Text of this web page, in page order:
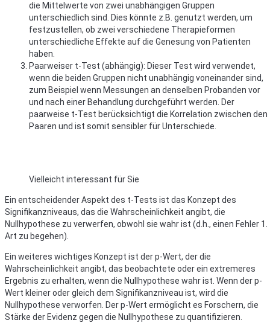
die Mittelwerte von zwei unabhängigen Gruppen
unterschiedlich sind. Dies könnte z.B. genutzt werden, um
festzustellen, ob zwei verschiedene Therapieformen
unterschiedliche Effekte auf die Genesung von Patienten
haben.
Paarweiser t-Test (abhängig): Dieser Test wird verwendet,
wenn die beiden Gruppen nicht unabhängig voneinander sind,
zum Beispiel wenn Messungen an denselben Probanden vor
und nach einer Behandlung durchgeführt werden. Der
paarweise t-Test berücksichtigt die Korrelation zwischen den
Paaren und ist somit sensibler für Unterschiede.
Vielleicht interessant für Sie
Ein entscheidender Aspekt des t-Tests ist das Konzept des
Signifikanzniveaus, das die Wahrscheinlichkeit angibt, die
Nullhypothese zu verwerfen, obwohl sie wahr ist (d.h., einen Fehler 1.
Art zu begehen).
Ein weiteres wichtiges Konzept ist der p-Wert, der die
Wahrscheinlichkeit angibt, das beobachtete oder ein extremeres
Ergebnis zu erhalten, wenn die Nullhypothese wahr ist. Wenn der p-
Wert kleiner oder gleich dem Signifikanzniveau ist, wird die
Nullhypothese verworfen. Der p-Wert ermöglicht es Forschern, die
Stärke der Evidenz gegen die Nullhypothese zu quantifizieren.